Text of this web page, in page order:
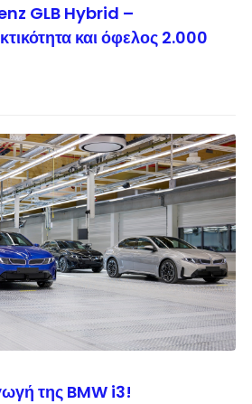
GLB Hybrid –
και όφελος 2.000
της BMW i3!